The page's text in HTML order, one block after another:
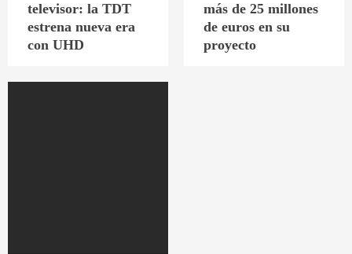
televisor: la TDT
estrena nueva era
con UHD
más de 25 millones
de euros en su
proyecto